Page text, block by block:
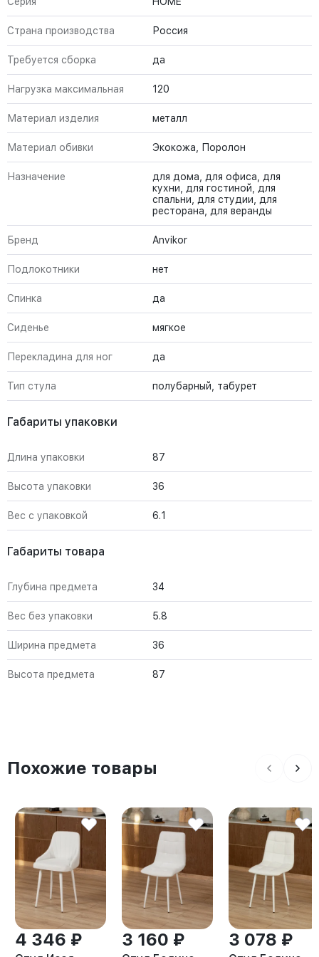
Страна производства Россия
Требуется сборка да
Нагрузка максимальная 120
Материал изделия металл
Материал обивки Экокожа, Поролон
Назначение
для дома, для офиса, для
кухни, для гостиной, для
спальни, для студии, для
ресторана, для веранды
Бренд Anvikor
Подлокотники нет
Спинка да
Сиденье мягкое
Перекладина для ног да
Тип стула полубарный, табурет
Габариты упаковки
Длина упаковки 87
Высота упаковки 36
Вес с упаковкой 6.1
Габариты товара
Глубина предмета 34
Вес без упаковки 5.8
Ширина предмета 36
Высота предмета 87
Похожие товары
4 346 ₽ 3 160 ₽ 3 078 ₽